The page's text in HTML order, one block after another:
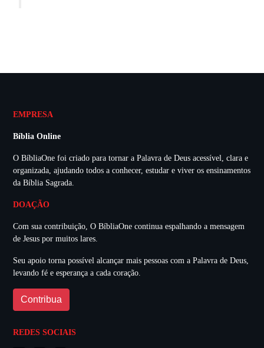
EMPRESA
Bíblia Online
O BíbliaOne foi criado para tornar a Palavra de Deus acessível, clara e
organizada, ajudando todos a conhecer, estudar e viver os ensinamentos
da Bíblia Sagrada.
DOAÇÃO
Com sua contribuição, O BíbliaOne continua espalhando a mensagem
de Jesus por muitos lares.
Seu apoio torna possível alcançar mais pessoas com a Palavra de Deus,
levando fé e esperança a cada coração.
Contribua
REDES SOCIAIS